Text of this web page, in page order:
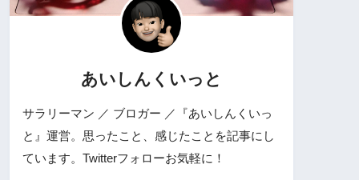
あいしんくいっと
サラリーマン ／ ブロガー ／『あいしんくいっ
と』運営。思ったこと、感じたことを記事にし
ています。Twitterフォローお気軽に！